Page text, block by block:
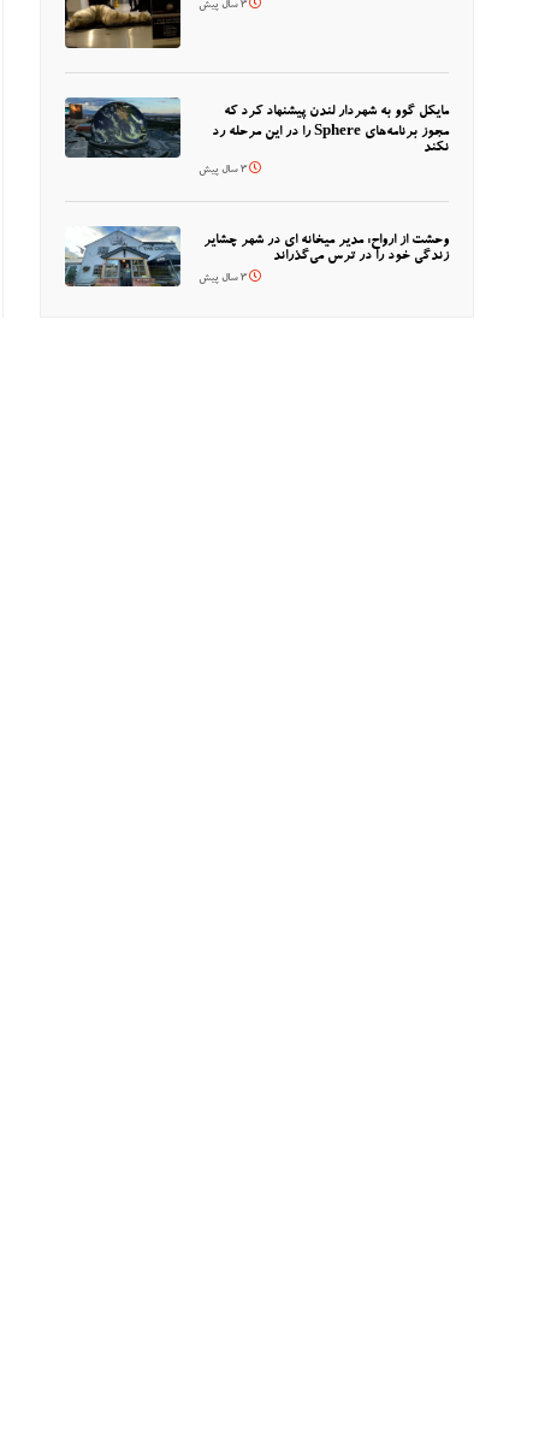
3 سال پیش
مایکل گوو به شهردار لندن پیشنهاد کرد که
مجوز برنامه‌های Sphere را در این مرحله رد
نکند
3 سال پیش
وحشت از ارواح: مدیر میخانه ای در شهر چشایر
زندگی خود را در ترس می‌گذراند
3 سال پیش